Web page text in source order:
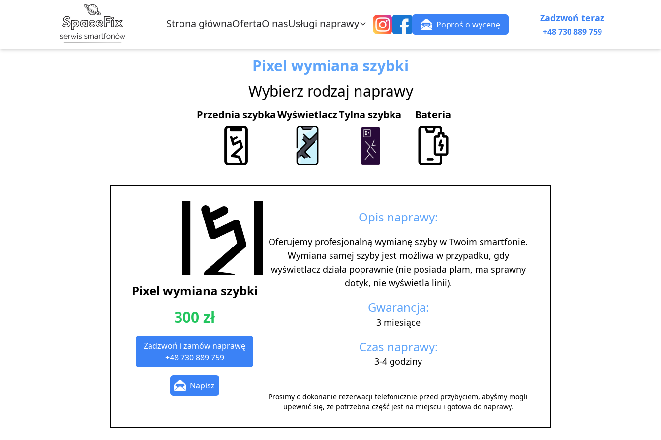
Strona głównaOfertaO nasUsługi naprawy Poproś o wycenę
Zadzwoń teraz
+48 730 889 759
Pixel wymiana szybki
Wybierz rodzaj naprawy
Przednia szybkaWyświetlaczTylna szybka Bateria
Pixel wymiana szybki
300 zł
Zadzwoń i zamów naprawę
+48 730 889 759
Napisz
Opis naprawy:
Oferujemy profesjonalną wymianę szyby w Twoim smartfonie.
Wymiana samej szyby jest możliwa w przypadku, gdy
wyświetlacz działa poprawnie (nie posiada plam, ma sprawny
dotyk, nie wyświetla linii).
Gwarancja:
3 miesiące
Czas naprawy:
3-4 godziny
Prosimy o dokonanie rezerwacji telefonicznie przed przybyciem, abyśmy mogli
upewnić się, że potrzebna część jest na miejscu i gotowa do naprawy.